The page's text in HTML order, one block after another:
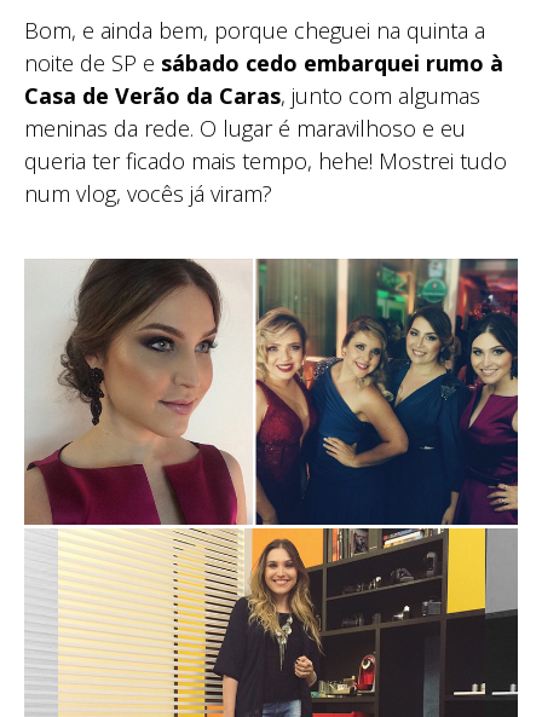
Bom, e ainda bem, porque cheguei na quinta a
noite de SP e sábado cedo embarquei rumo à
Casa de Verão da Caras, junto com algumas
meninas da rede. O lugar é maravilhoso e eu
queria ter ficado mais tempo, hehe! Mostrei tudo
num vlog, vocês já viram?